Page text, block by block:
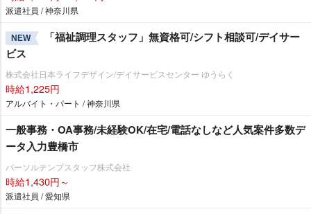
派遣社員 / 神奈川県
NEW
「福祉調理スタッフ」無資格可/シフト相談可/デイサー
ビス
株式会社日本ライフデザイン/デイサービスセンター ゆうらく
時給1,225円
アルバイト・パート / 神奈川県
一般事務・OA事務/未経験OK/在宅/電話なしなど人気案件多数デ
ータ入力豊橋市
パーソルテンプスタッフ株式会社
時給1,430円～
派遣社員 / 愛知県